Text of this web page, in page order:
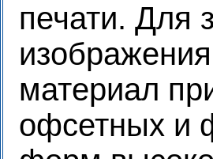
печати. Для
материал
офсетных и